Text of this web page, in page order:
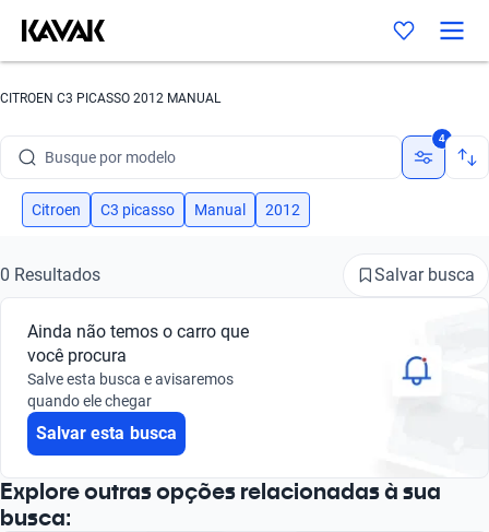
CITROEN C3 PICASSO 2012 MANUAL
Busque por modelo
Busque por versão
Busque por marca
Busque por modelo
Busque por versão
4
Citroen C3 picasso Manual 2012
0 Resultados Salvar busca
Ainda não temos o carro que
você procura
Salve esta busca e avisaremos
quando ele chegar
Salvar esta busca
Explore outras opções relacionadas à sua
busca: